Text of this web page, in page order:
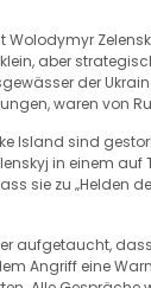
Wolodymyr
aber
der
waren von
Island sind
in einem
sie zu „Helden
aufgetaucht,
Angriff eine